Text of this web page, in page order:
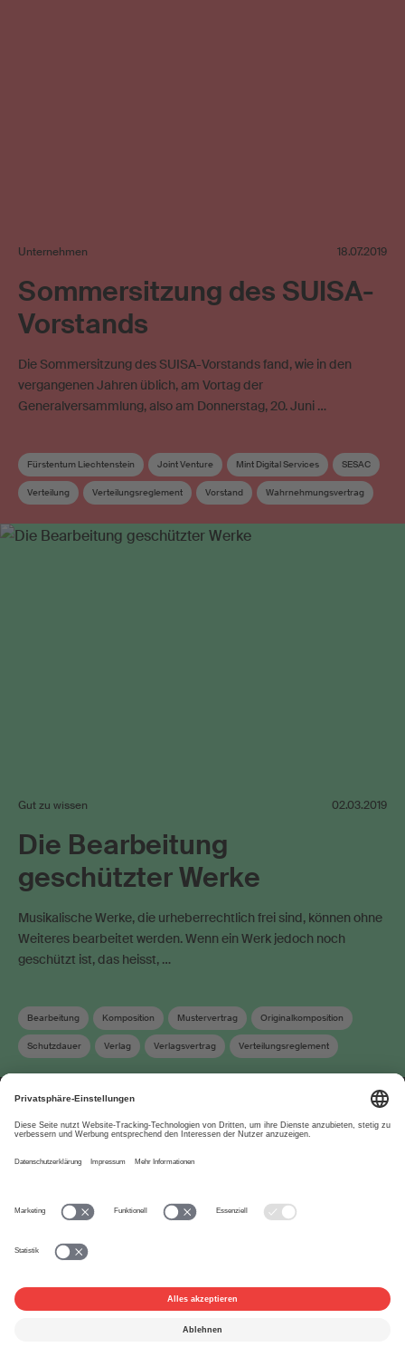
Unternehmen 18.07.2019
Sommersitzung des SUISA-
Vorstands
Die Sommersitzung des SUISA-Vorstands fand, wie in den
vergangenen Jahren üblich, am Vortag der
Generalversammlung, also am Donnerstag, 20. Juni …
Fürstentum Liechtenstein Joint Venture Mint Digital Services SESAC
Verteilung Verteilungsreglement Vorstand Wahrnehmungsvertrag
Gut zu wissen 02.03.2019
Die Bearbeitung
geschützter Werke
Musikalische Werke, die urheberrechtlich frei sind, können ohne
Weiteres bearbeitet werden. Wenn ein Werk jedoch noch
geschützt ist, das heisst, …
Bearbeitung Komposition Mustervertrag Originalkomposition
Schutzdauer Verlag Verlagsvertrag Verteilungsreglement
Wahrnehmungsvertrag Werkanmeldung
www.suisa.ch
Über uns
Disclaimer
Privatsphäre-Einstellungen